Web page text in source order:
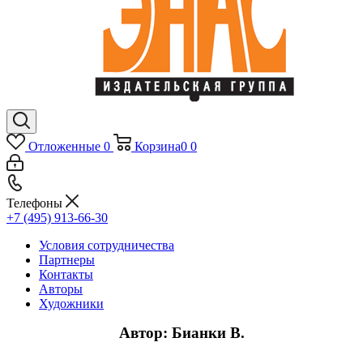
Отложенные 0 Корзина0 0
Телефоны
+7 (495) 913-66-30
Условия сотрудничества
Партнеры
Контакты
Авторы
Художники
Автор: Бианки В.